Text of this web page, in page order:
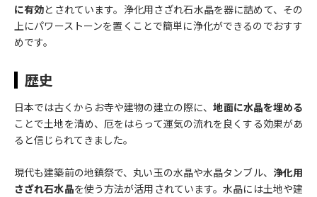
に有効とされています。浄化用さざれ石水晶を器に詰めて、その
上にパワーストーンを置くことで簡単に浄化ができるのでおすす
めです。
歴史
日本では古くからお寺や建物の建立の際に、地面に水晶を埋める
ことで土地を清め、厄をはらって運気の流れを良くする効果があ
ると信じられてきました。
現代も建築前の地鎮祭で、丸い玉の水晶や水晶タンブル、 浄化用
さざれ石水晶を使う方法が活用されています。水晶には土地や建